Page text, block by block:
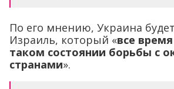
По его мнению, Украина
Израиль, который «все
таком состоянии борьбы с
странами».